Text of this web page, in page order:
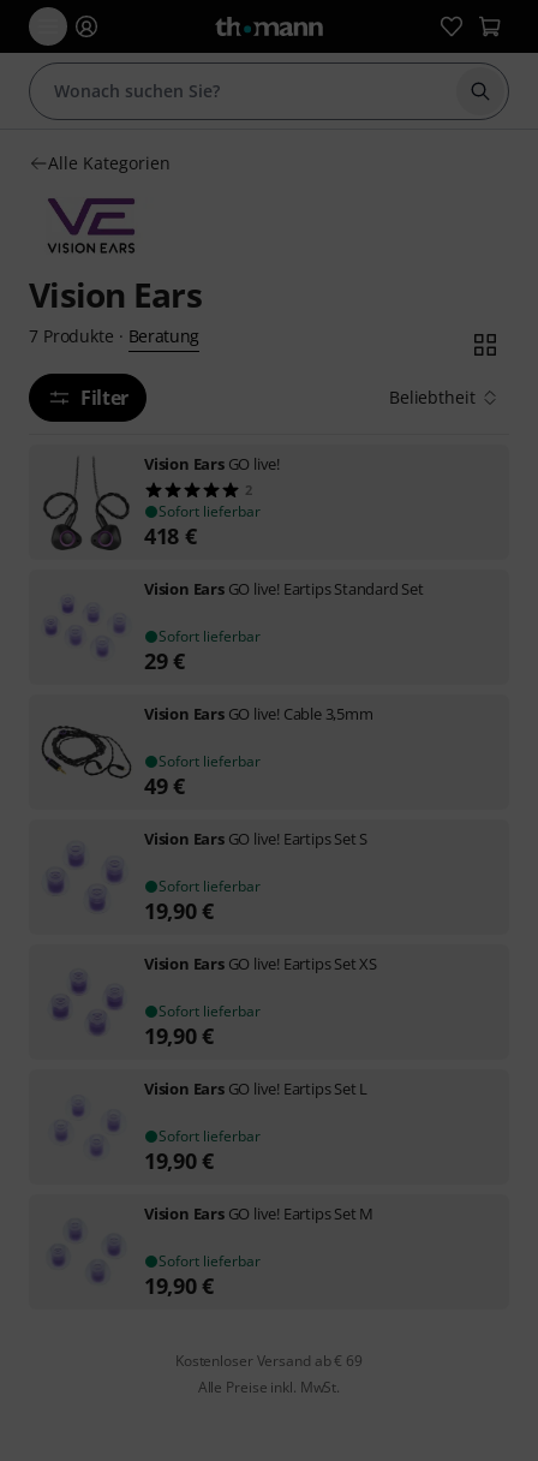
Suche
Alle Kategorien
Vision Ears
7 Produkte · Beratung
Filter Beliebtheit
Vision Ears GO live!
2
Sofort lieferbar
418 €
Vision Ears GO live! Eartips Standard Set
Sofort lieferbar
29€
Vision Ears GO live! Cable 3,5mm
Sofort lieferbar
49€
Vision Ears GO live! Eartips Set S
Sofort lieferbar
19,90€
Vision Ears GO live! Eartips Set XS
Sofort lieferbar
19,90€
Vision Ears GO live! Eartips Set L
Sofort lieferbar
19,90€
Vision Ears GO live! Eartips Set M
Sofort lieferbar
19,90€
Kostenloser Versand ab € 69
Alle Preise inkl. MwSt.